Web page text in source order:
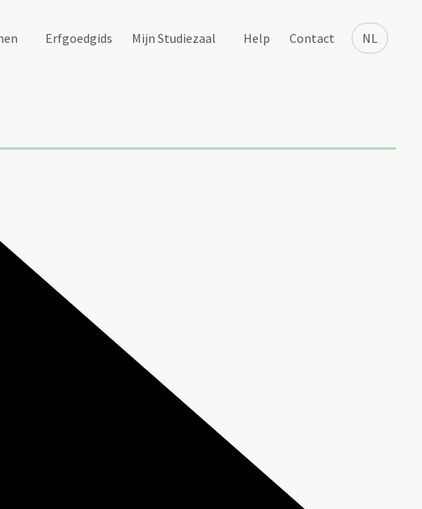
NL
Erfgoedgids Mijn Studiezaal Help Contact